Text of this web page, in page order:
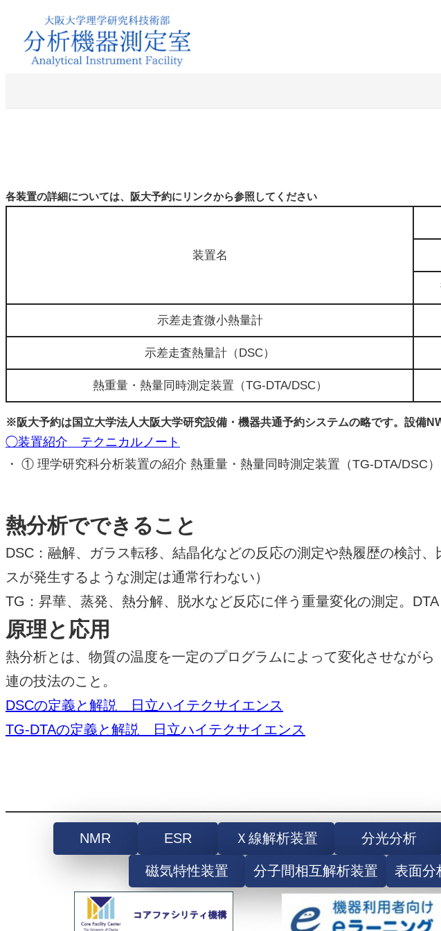
ッ
各装置の詳細については、阪大予約にリンクから参照してください
装置名
示差走査微小熱量計
示差走査熱量計（DSC）
熱重量・熱量同時測定装置（TG-DTA/DSC）
※阪大予約は国立大学法人大阪大学研究設備・機器共通予約システムの略です。設備
◯装置紹介 テクニカルノート
・ ① 理学研究科分析装置の紹介 熱重量・熱量同時測定装置（TG-DTA/DSC）
熱分析でできること
DSC：融解、ガラス転移、結晶化などの反応の測定や熱履歴の検討
スが発生するような測定は通常行わない）
TG：昇華、蒸発、熱分解、脱水など反応に伴う重量変化の測定。
原理と応用
熱分析とは、物質の温度を一定のプログラムによって変化させなが
連の技法のこと。
DSCの定義と解説 日立ハイテクサイエンス
TG-DTAの定義と解説 日立ハイテクサイエンス
NMR ESR Ｘ線解析装置 分光分析
磁気特性装置 分子間相互解析装置 表面分